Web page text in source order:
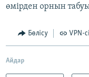
өмірден орнын
Бөлісу VPN-
Айдар